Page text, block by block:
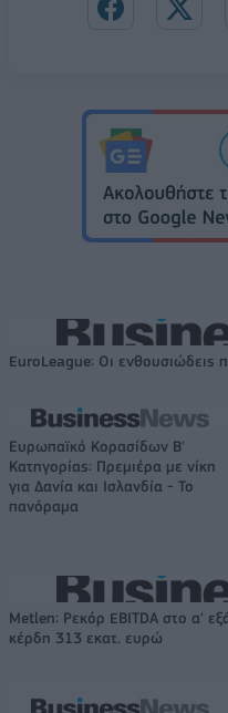
EuroLeague: Οι ενθουσιώδεις
Ευρωπαϊκό Κορασίδων Β'
Κατηγορίας: Πρεμιέρα με νίκη
για Δανία και Ισλανδία - Το
πανόραμα
Metlen: Ρεκόρ EBITDA στο α'
κέρδη 313 εκατ. ευρώ